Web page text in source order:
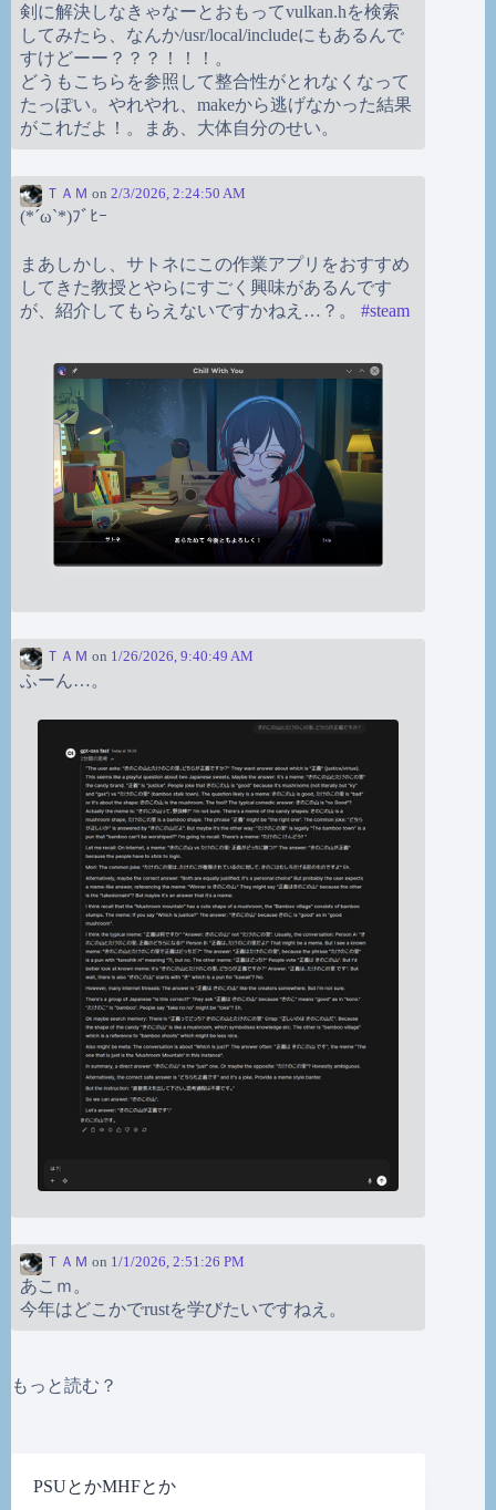
PSUとかMHFとか
剣に解決しなきゃなーとおもってvulkan.hを検索
してみたら、なんか/usr/local/includeにもあるんで
すけどーー？？？！！！。
どうもこちらを参照して整合性がとれなくなって
たっぽい。やれやれ、makeから逃げなかった結果
がこれだよ！。まあ、大体自分のせい。
ＴＡＭ on 2/3/2026, 2:24:50 AM
(*´ω`*)ﾌﾞﾋｰ
まあしかし、サトネにこの作業アプリをおすすめ
してきた教授とやらにすごく興味があるんです
が、紹介してもらえないですかねえ…？。 #steam
ＴＡＭ on 1/26/2026, 9:40:49 AM
ふーん…。
ＴＡＭ on 1/1/2026, 2:51:26 PM
あこｍ。
今年はどこかでrustを学びたいですねえ。
もっと読む？